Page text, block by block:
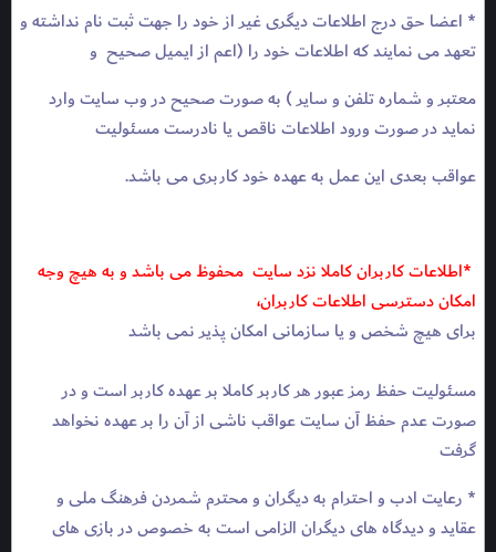
* اعضا حق درج اطلاعات دیگری غیر از خود را جهت ثبت نام نداشته و
تعهد می نمایند که اطلاعات خود را (اعم از ایمیل صحیح و
معتبر و شماره تلفن و سایر ) به صورت صحیح در وب سایت وارد
نماید در صورت ورود اطلاعات ناقص یا نادرست مسئولیت
عواقب بعدی این عمل به عهده خود کاربری می باشد.
*اطلاعات کاربران کاملا نزد سایت محفوظ می باشد و به هیچ وجه
امکان دسترسی اطلاعات کاربران،
برای هیچ شخص و یا سازمانی امکان پذیر نمی باشد
مسئولیت حفظ رمز عبور هر کاربر کاملا بر عهده کاربر است و در
صورت عدم حفظ آن سایت عواقب ناشی از آن را بر عهده نخواهد
گرفت
* رعایت ادب و احترام به دیگران و محترم شمردن فرهنگ ملی و
عقاید و دیدگاه های دیگران الزامی است به خصوص در بازی های